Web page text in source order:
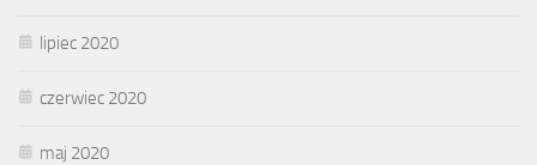
lipiec 2020
czerwiec 2020
maj 2020